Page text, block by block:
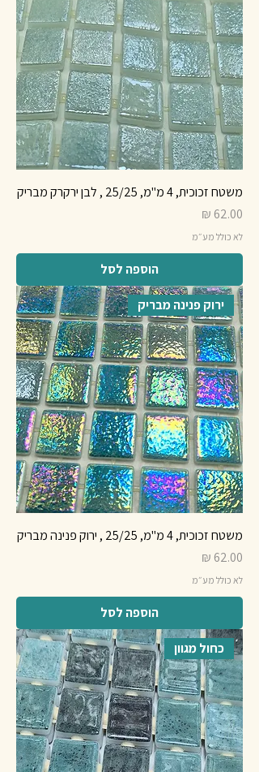
משטח זכוכית, 4 מ"מ, 25/25 , לבן ירקרק מבריק
מחיר
לא כולל מע״מ
הוספה לסל
ירוק פנינה מבריק
משטח זכוכית, 4 מ"מ, 25/25 , ירוק פנינה מבריק
מחיר
לא כולל מע״מ
הוספה לסל
כחול מגוון